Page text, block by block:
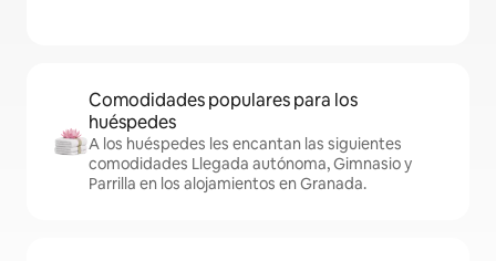
Comodidades populares para los
huéspedes
A los huéspedes les encantan las siguientes
comodidades Llegada autónoma, Gimnasio y
Parrilla en los alojamientos en Granada.